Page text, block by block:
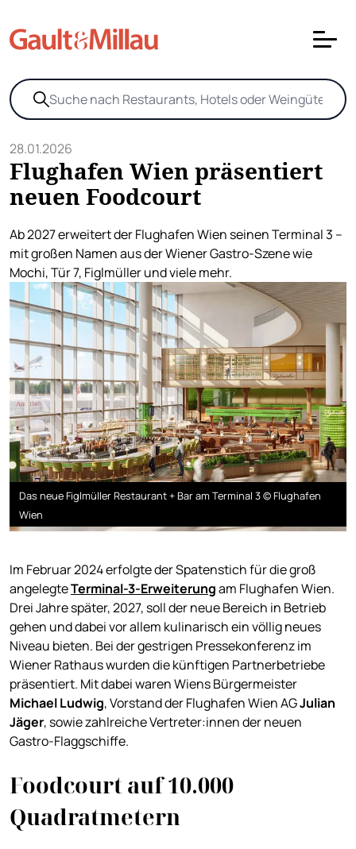
28.01.2026
Flughafen Wien präsentiert
neuen Foodcourt
Ab 2027 erweitert der Flughafen Wien seinen Terminal 3 –
mit großen Namen aus der Wiener Gastro-Szene wie
Mochi, Tür 7, Figlmüller und viele mehr.
Das neue Figlmüller Restaurant + Bar am Terminal 3 © Flughafen
Wien
Im Februar 2024 erfolgte der Spatenstich für die groß
angelegteTerminal-3-Erweiterungam Flughafen Wien.
Drei Jahre später, 2027, soll der neue Bereich in Betrieb
gehen und dabei vor allem kulinarisch ein völlig neues
Niveau bieten. Bei der gestrigen Pressekonferenz im
Wiener Rathaus wurden die künftigen Partnerbetriebe
präsentiert. Mit dabei waren Wiens Bürgermeister
Michael Ludwig, Vorstand der Flughafen Wien AGJulian
Jäger, sowie zahlreiche Vertreter:innen der neuen
Gastro-Flaggschiffe.
Foodcourt auf 10.000
Quadratmetern